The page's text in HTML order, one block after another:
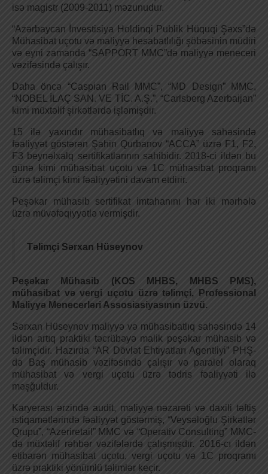
isə magistr (2009-2011) məzunudur.
“Azərbaycan İnvestisiya Holdinqi Publik Hüquqi Şəxs”də
Mühasibat uçotu və maliyyə hesabatlılığı şöbəsinin müdiri
və eyni zamanda “SAPPORT MMC”də maliyyə meneceri
vəzifəsində çalışır.
Daha öncə “Caspian Rail MMC”, “MD Design” MMC,
“NOBEL İLAÇ SAN. VE TİC. A.Ş.”, “Carlsberg Azerbaijan”
kimi müxtəlif şirkətlərdə işləmişdir.
15 ilə yaxındır mühasibatlıq və maliyyə sahəsində
fəaliyyət göstərən Şahin Qurbanov “ACCA” üzrə F1, F2,
F3 beynəlxalq sertifikatlarının sahibidir. 2018-ci ildən bu
günə kimi mühasibat uçotu və 1C mühasibat proqramı
üzrə təlimçi kimi fəaliyyətini davam etdirir.
Peşəkar mühasib sertifikat imtahanını hər iki mərhələ
üzrə müvəfəqiyyətlə vermişdir.
Təlimçi Sərxan Hüseynov
Peşəkar Mühasib (KOS MHBS, MHBS PMS),
mühasibat və vergi uçotu üzrə təlimçi, Professional
Maliyyə Menecerləri Assosiasiyasının üzvü.
Sərxan Hüseynov maliyyə və mühasibatlıq sahəsində 14
ildən artıq praktiki təcrübəyə malik peşəkar mühasib və
təlimçidir. Hazırda “AR Dövlət Ehtiyatları Agentliyi” PHŞ-
də Baş mühasib vəzifəsində çalışır və paralel olaraq
mühasibat və vergi uçotu üzrə tədris fəaliyyəti ilə
məşğuldur.
Karyerası ərzində audit, maliyyə nəzarəti və daxili təftiş
istiqamətlərində fəaliyyət göstərmiş, “Veysəloğlu Şirkətlər
Qrupu”, “Azeriretail” MMC və “Operativ Consulting” MMC-
də müxtəlif rəhbər vəzifələrdə çalışmışdır. 2016-cı ildən
etibarən mühasibat uçotu, vergi uçotu və 1C proqramı
üzrə praktiki yönümlü təlimlər keçir.